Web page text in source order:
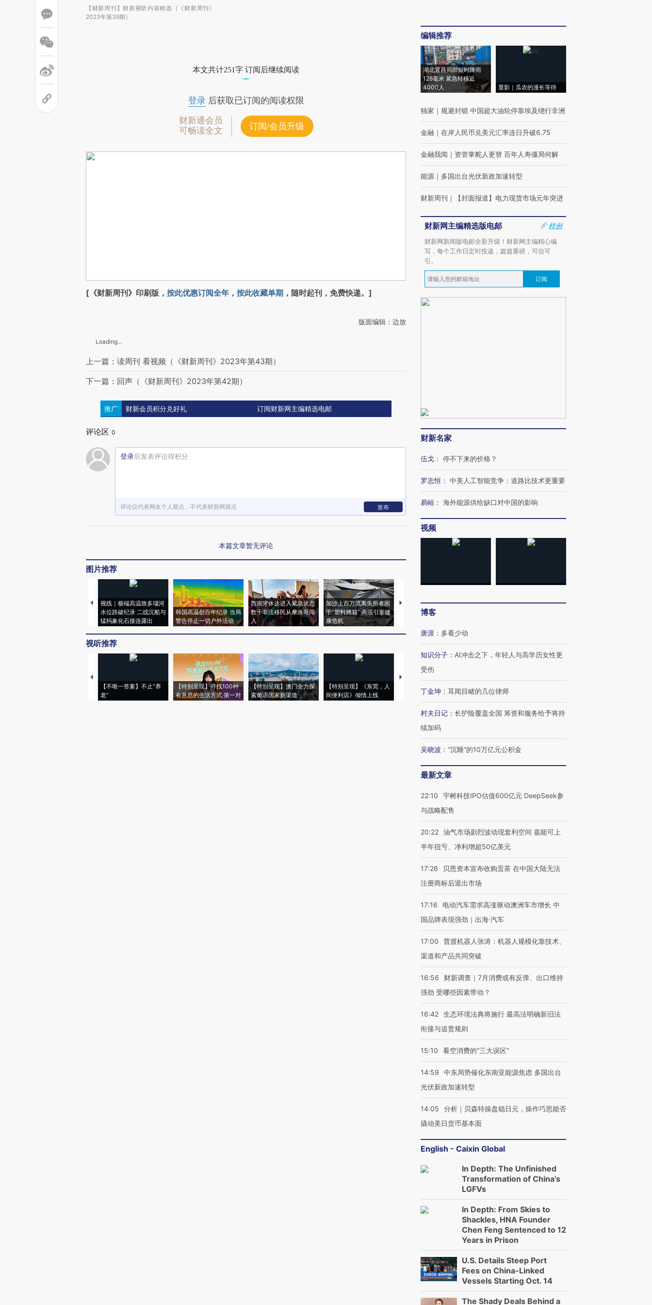
【财新周刊】财新视听内容精选（《财新周刊》
2023年第39期）
本文共计251字 订阅后继续阅读
登录后获取已订阅的阅读权限
财新通会员
可畅读全文
订阅/会员升级
[《财新周刊》印刷版， 按此优惠订阅全年 ， 按此收藏单期 ，随时起刊，免费快递。]
版面编辑：边放
Loading...
上一篇：读周刊 看视频（《财新周刊》2023年第43期）
下一篇：回声（《财新周刊》2023年第42期）
推广 财新会员积分兑好礼 订阅财新网主编精选电邮
评论区 0
登录后发表评论得积分
评论仅代表网友个人观点，不代表财新网观点 发布
本篇文章暂无评论
图片推荐
视线｜极端高温致多瑙河
水位跌破纪录 二战沉船与
猛犸象化石接连露出
韩国高温创百年纪录 当局
警告停止一切户外活动
西班牙休达进入紧急状态
数千非法移民从摩洛哥闯
入
加沙上百万流离失所者困
于“塑料烤箱” 高温引发健
康危机
视线｜HYROX的吸金
术：是什么让中产们甘
马航飞行员跨国走私7万
视线｜被称为“蟑螂”的印
视听推荐
【不唯一答案】不止“养
老”
【特别呈现】寻找100种
有意思的生活方式·第一对
【特别呈现】澳门全力探
索葡语国家新渠道
【特别呈现】《东莞，人
间便利店》倾情上线
【推广】走进第四届链博
会，让数智科技“链”接产
【特别呈现】寻找100种
有意思的生活方式·第三对
编辑推荐
湖北宜昌局部短时降雨
128毫米 紧急转移近
4000人
显影｜瓜农的漫长等待
独家 ｜ 规避封锁 中国超大油轮停靠埃及绕行非洲
金融 ｜ 在岸人民币兑美元汇率连日升破6.75
金融我闻 ｜ 资管掌舵人更替 百年人寿僵局何解
能源 ｜ 多国出台光伏新政加速转型
财新周刊 ｜ 【封面报道】电力现货市场元年突进
财新网主编精选版电邮
样例
财新网新闻版电邮全新升级！财新网主编精心编
写，每个工作日定时投递，篇篇重磅，可信可
引。
订阅
财新名家
伍戈 ： 停不下来的价格？
罗志恒 ： 中美人工智能竞争：道路比技术更重要
易峘 ： 海外能源供给缺口对中国的影响
视频
博客
唐涯 ： 多看少动
知识分子 ： AI冲击之下，年轻人与高学历女性更
受伤
丁金坤 ： 耳闻目睹的几位律师
村夫日记 ： 长护险覆盖全国 筹资和服务给予将持
续加码
吴晓波 ： “沉睡”的10万亿元公积金
最新文章
22:10
宇树科技IPO估值600亿元 DeepSeek参
与战略配售
20:22 油气市场剧烈波动现套利空间 嘉能可上
半年扭亏、净利增超50亿美元
17:26
贝恩资本宣布收购贡茶 在中国大陆无法
注册商标后退出市场
17:16
电动汽车需求高涨驱动澳洲车市增长 中
国品牌表现强劲｜出海·汽车
17:00
普渡机器人张涛：机器人规模化靠技术、
渠道和产品共同突破
16:56
财新调查｜7月消费或有反弹、出口维持
强劲 受哪些因素带动？
16:42 生态环境法典将施行 最高法明确新旧法
衔接与追责规则
15:10 看空消费的“三大误区”
14:59
中东局势催化东南亚能源焦虑 多国出台
光伏新政加速转型
14:05
分析｜贝森特操盘稳日元，操作巧思能否
撬动美日货币基本面
English - Caixin Global
In Depth: The Unfinished
Transformation of China’s
LGFVs
In Depth: From Skies to
Shackles, HNA Founder
Chen Feng Sentenced to 12
Years in Prison
U.S. Details Steep Port
Fees on China-Linked
Vessels Starting Oct. 14
The Shady Deals Behind a